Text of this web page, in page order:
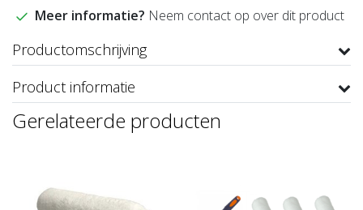
Meer informatie? Neem contact op over dit product
Productomschrijving
Product informatie
Gerelateerde producten